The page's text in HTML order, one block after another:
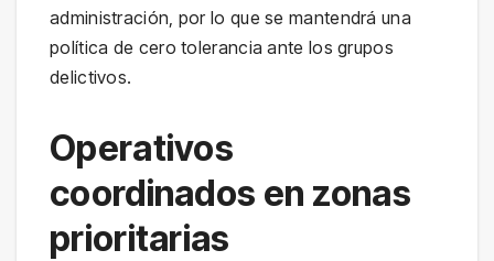
administración, por lo que se mantendrá una
política de cero tolerancia ante los grupos
delictivos.
Operativos
coordinados en zonas
prioritarias